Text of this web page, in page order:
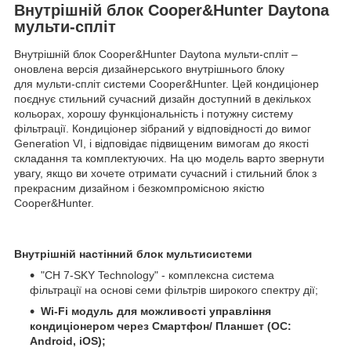
Внутрішній блок Cooper&Hunter Daytona
мульти-спліт
Внутрішній блок Cooper&Hunter Daytona мульти-спліт –
оновлена версія дизайнерського внутрішнього блоку
для мульти-спліт системи Cooper&Hunter. Цей кондиціонер
поєднує стильний сучасний дизайн доступний в декількох
кольорах, хорошу функціональність і потужну систему
фільтрації. Кондиціонер зібраний у відповідності до вимог
Generation VI, і відповідає підвищеним вимогам до якості
складання та комплектуючих. На цю модель варто звернути
увагу, якщо ви хочете отримати сучасний і стильний блок з
прекрасним дизайном і безкомпромісною якістю
Cooper&Hunter.
Внутрішній настінний блок мультисистеми
"CH 7-SKY Technology" - комплексна система
фільтрації на основі семи фільтрів широкого спектру дії;
Wi-Fi модуль для можливості управління
кондиціонером через Смартфон/ Планшет (ОС:
Android, iOS);